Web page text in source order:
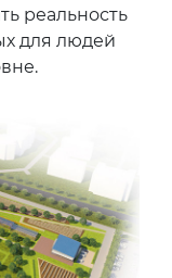
реальность
для людей